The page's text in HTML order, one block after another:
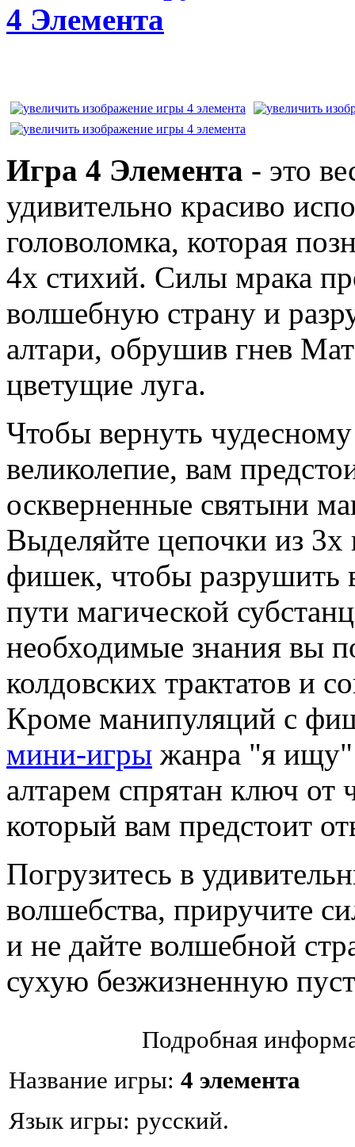
4 Элемента
Игра 4 Элемента - это
удивительно красиво
головоломка, которая
4х стихий. Силы мрака
волшебную страну и
алтари, обрушив гнев
цветущие луга.
Чтобы вернуть
великолепие, вам
оскверненные святыни
Выделяйте цепочки из 3х
фишек, чтобы разрушить
пути магической
необходимые знания вы
колдовских трактатов и
Кроме манипуляций с
мини-игры жанра "я
алтарем спрятан ключ от
который вам предстоит
Погрузитесь в
волшебства, приручите
и не дайте волшебной
сухую безжизненную
Подробная
Название игры: 4 элемента
Язык игры: русский.